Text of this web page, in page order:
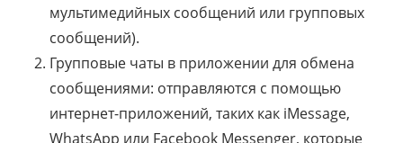
мультимедийных сообщений или групповых
сообщений).
Групповые чаты в приложении для обмена
сообщениями: отправляются с помощью
интернет-приложений, таких как iMessage,
WhatsApp или Facebook Messenger, которые